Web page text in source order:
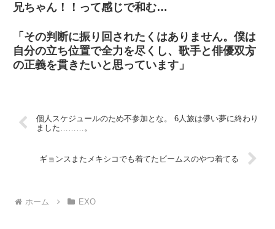
兄ちゃん！！って感じで和む…
「その判断に振り回されたくはありません。僕は
自分の立ち位置で全力を尽くし、歌手と俳優双方
の正義を貫きたいと思っています」
個人スケジュールのため不参加とな。 6人旅は儚い夢に終わり
ました………。
ギョンスまたメキシコでも着てたビームスのやつ着てる
ホーム EXO